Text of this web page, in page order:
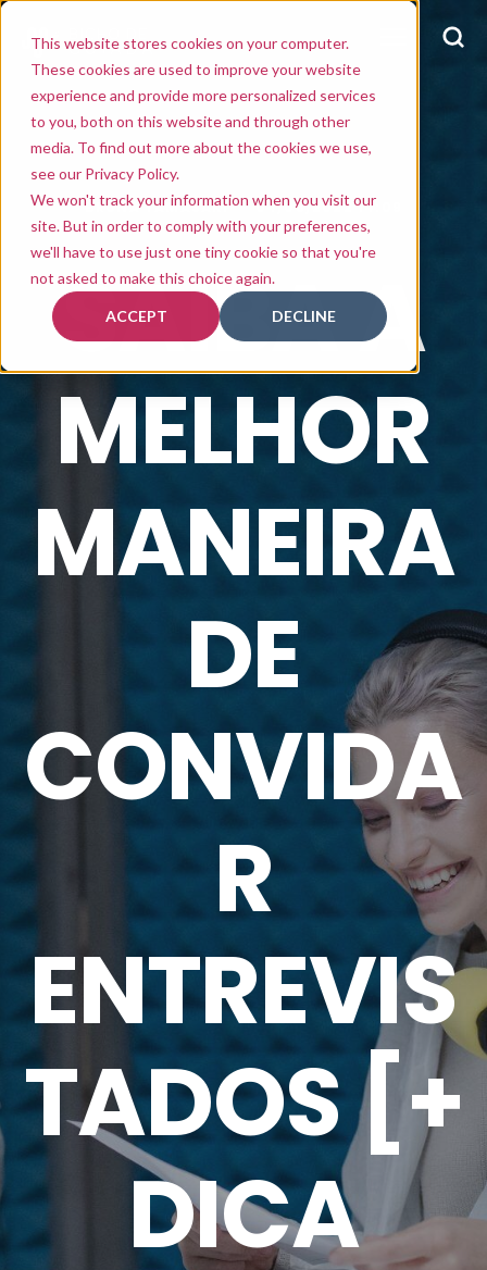
This website stores cookies on your computer.
These cookies are used to improve your website
experience and provide more personalized services
to you, both on this website and through other
media. To find out more about the cookies we use,
see our Privacy Policy.
We won't track your information when you visit our
site. But in order to comply with your preferences,
we'll have to use just one tiny cookie so that you're
not asked to make this choice again.
ACCEPT DECLINE
BRUNA YAMASAKI 04/03/2022 14:09
SAIBA A
MELHOR
MANEIRA
DE
CONVIDA
R
ENTREVIS
TADOS [+
DICA